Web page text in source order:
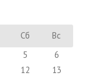
Сб
Вс
5
6
12
13